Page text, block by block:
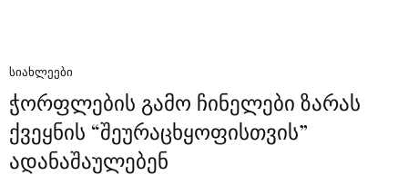
ᲡᲘᲐᲮᲚᲔᲔᲑᲘ
ჭორფლების გამო ჩინელები ზარას
ქვეყნის “შეურაცხყოფისთვის”
ადანაშაულებენ